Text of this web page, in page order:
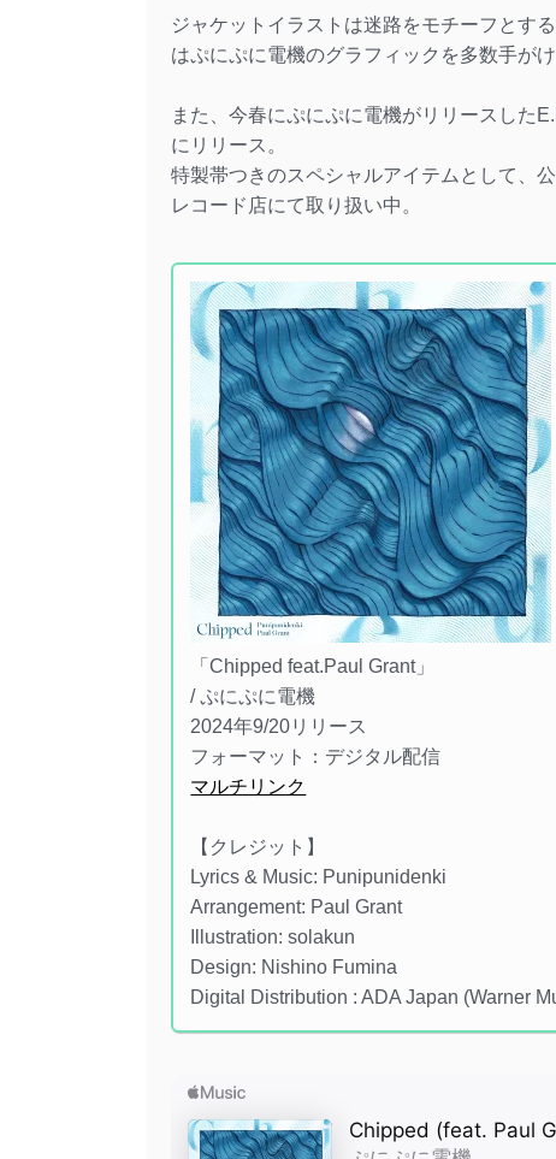
ジャケットイラストは迷路をモチーフとす
はぷにぷに電機のグラフィックを多数手が
また、今春にぷにぷに電機がリリースした
にリリース。
特製帯つきのスペシャルアイテムとして、
レコード店にて取り扱い中。
「Chipped feat.Paul Grant」
/ ぷにぷに電機
2024年9/20リリース
フォーマット：デジタル配信
マルチリンク
【クレジット】
Lyrics & Music: Punipunidenki
Arrangement: Paul Grant
Illustration: solakun
Design: Nishino Fumina
Digital Distribution : ADA Japan (Warner